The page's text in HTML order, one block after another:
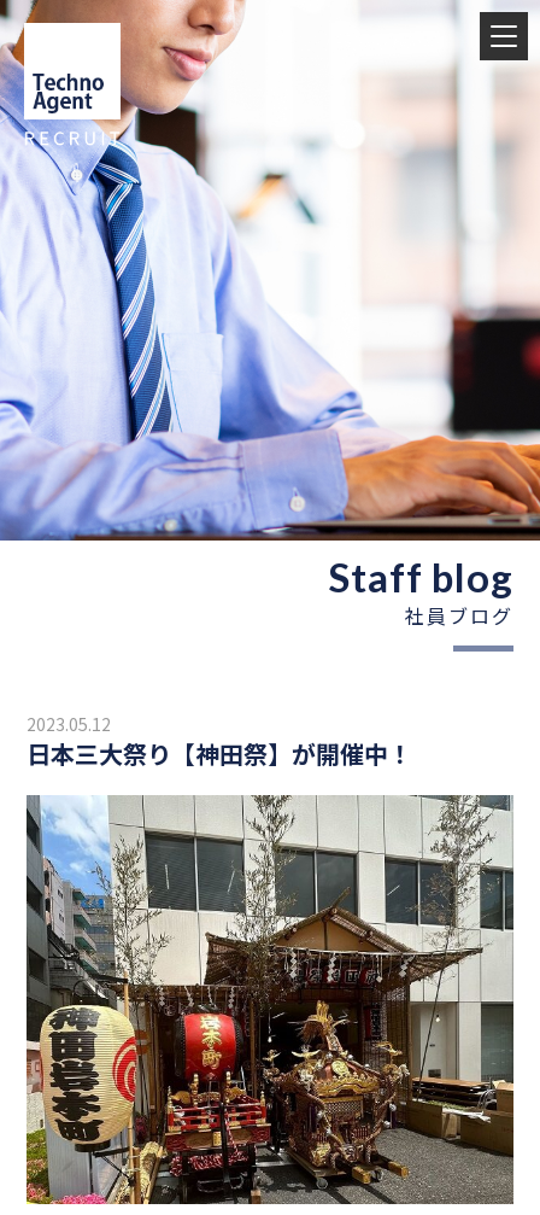
Staff blog
社員ブログ
2023.05.12
日本三大祭り【神田祭】が開催中！